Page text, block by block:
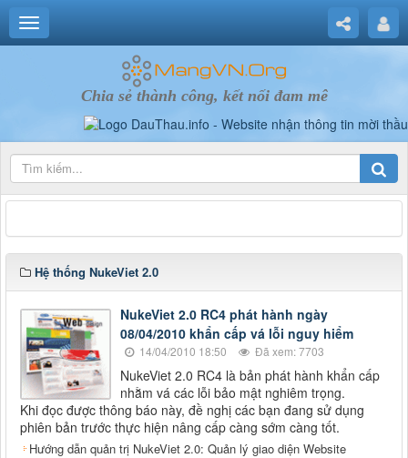
Chia sẻ thành công, kết nối đam mê
Hệ thống NukeViet 2.0
NukeViet 2.0 RC4 phát hành ngày
08/04/2010 khẩn cấp vá lỗi nguy hiểm
14/04/2010 18:50 Đã xem: 7703
NukeViet 2.0 RC4 là bản phát hành khẩn cấp
nhằm vá các lỗi bảo mật nghiêm trọng.
Khi đọc được thông báo này, đề nghị các bạn đang sử dụng
phiên bản trước thực hiện nâng cấp càng sớm càng tốt.
Hướng dẫn quản trị NukeViet 2.0: Quản lý giao diện Website